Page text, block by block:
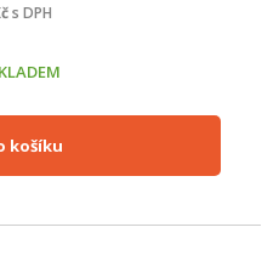
s DPH
košíku